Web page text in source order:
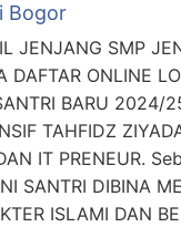
Bogor
JENJANG SMP
DAFTAR ONLINE
BARU 2024/
TAHFIDZ
IT PRENEUR.
SANTRI DIBINA
ISLAMI DAN